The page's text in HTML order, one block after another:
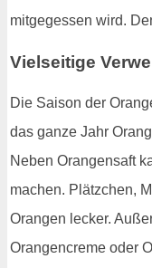
mitgegessen wird.
Vielseitige
Die Saison der
das ganze Jahr
Neben Orangensaft
machen. Plätzchen,
Orangen lecker.
Orangencreme oder